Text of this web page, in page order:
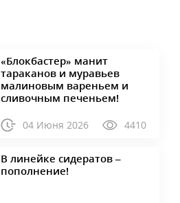
«Блокбастер» манит
тараканов и муравьев
малиновым вареньем и
сливочным печеньем!
04 Июня 2026 4410
В линейке сидератов –
пополнение!